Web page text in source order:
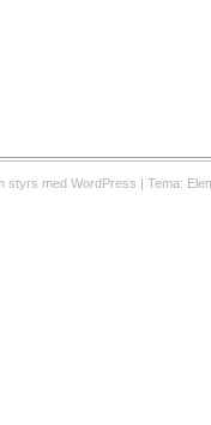
styrs med WordPress | Tema: